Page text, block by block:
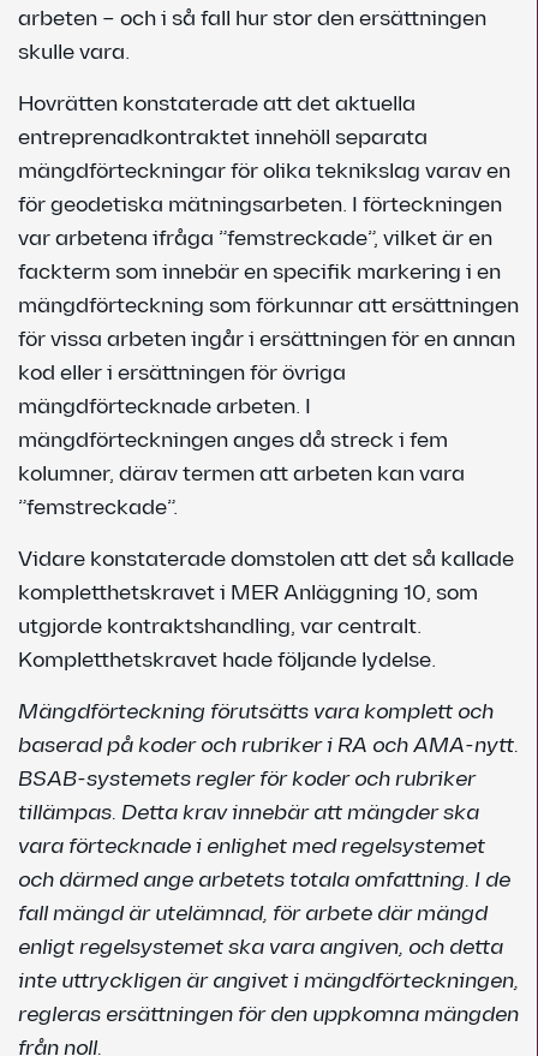
arbeten – och i så fall hur stor den ersättningen
skulle vara.
Hovrätten konstaterade att det aktuella
entreprenadkontraktet innehöll separata
mängdförteckningar för olika teknikslag varav en
för geodetiska mätningsarbeten. I förteckningen
var arbetena ifråga ”femstreckade”, vilket är en
fackterm som innebär en specifik markering i en
mängdförteckning som förkunnar att ersättningen
för vissa arbeten ingår i ersättningen för en annan
kod eller i ersättningen för övriga
mängdförtecknade arbeten. I
mängdförteckningen anges då streck i fem
kolumner, därav termen att arbeten kan vara
”femstreckade”.
Vidare konstaterade domstolen att det så kallade
kompletthetskravet i MER Anläggning 10, som
utgjorde kontraktshandling, var centralt.
Kompletthetskravet hade följande lydelse.
Mängdförteckning förutsätts vara komplett och
baserad på koder och rubriker i RA och AMA-nytt.
BSAB-systemets regler för koder och rubriker
tillämpas. Detta krav innebär att mängder ska
vara förtecknade i enlighet med regelsystemet
och därmed ange arbetets totala omfattning. I de
fall mängd är utelämnad, för arbete där mängd
enligt regelsystemet ska vara angiven, och detta
inte uttryckligen är angivet i mängdförteckningen,
regleras ersättningen för den uppkomna mängden
från noll.